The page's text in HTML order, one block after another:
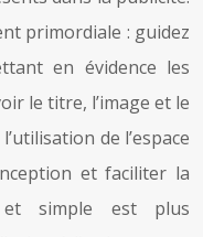
primordiale : guidez
en évidence les
le titre, l’image et le
de l’espace
et faciliter la
et simple est plus